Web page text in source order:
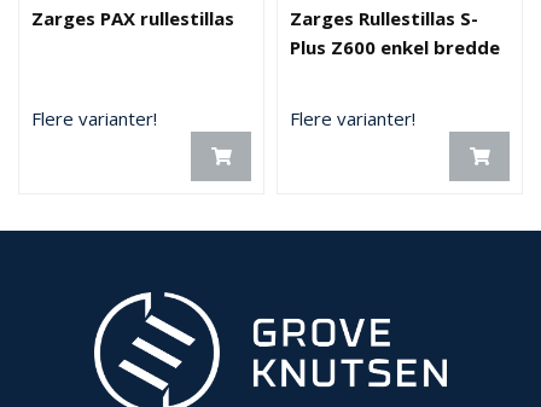
Zarges PAX rullestillas
Flere varianter!
Zarges Rullestillas S-
Plus Z600 enkel bredde
Flere varianter!